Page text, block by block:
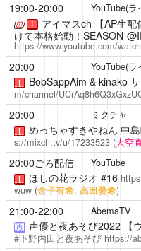
19:00-20:00 YouTube(
！ アイマスch 【AP生
けて本格始動！SEASON-
https://www.youtube.com/
20:00 YouTube(
！ BobSappAim & kinako
m/channel/
20:00 ミクチャ
！ めっちゃすきやねん 中
s://mixch.tv/u/17233523 (大空
20:00ごろ配信 YouTube
！ ほしの花ラジオ #16
wuw (金子有希, 高田憂希)
21:00-22:00 AbemaTV
再 声優と夜あそび2022【
#下野内田と夜あそび https://